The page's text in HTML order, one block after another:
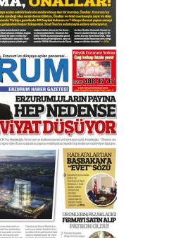
Erzurum’a
daha!
köşe taşları